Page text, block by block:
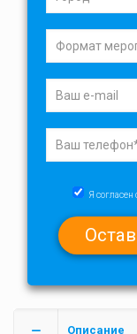
Я согласен
Описание